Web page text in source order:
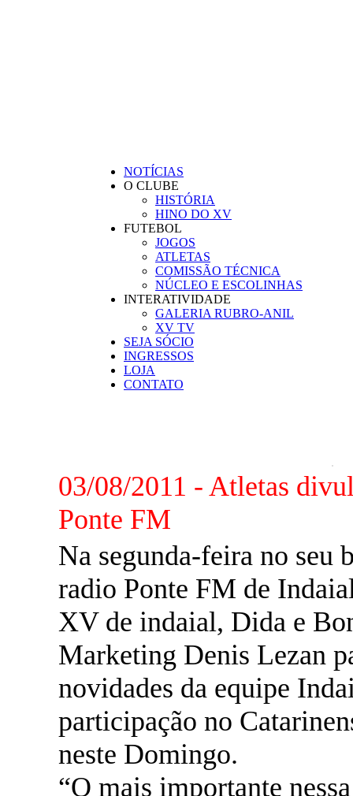
NOTÍCIAS
O CLUBE
HISTÓRIA
HINO DO XV
FUTEBOL
JOGOS
ATLETAS
COMISSÃO TÉCNICA
NÚCLEO E ESCOLINHAS
INTERATIVIDADE
GALERIA RUBRO-ANIL
XV TV
SEJA SÓCIO
INGRESSOS
LOJA
CONTATO
03/08/2011 - Atletas
Ponte FM
Na segunda-feira no seu
radio Ponte FM de
XV de indaial, Dida e
Marketing Denis Lezan
novidades da equipe
participação no
neste Domingo.
“O mais importante